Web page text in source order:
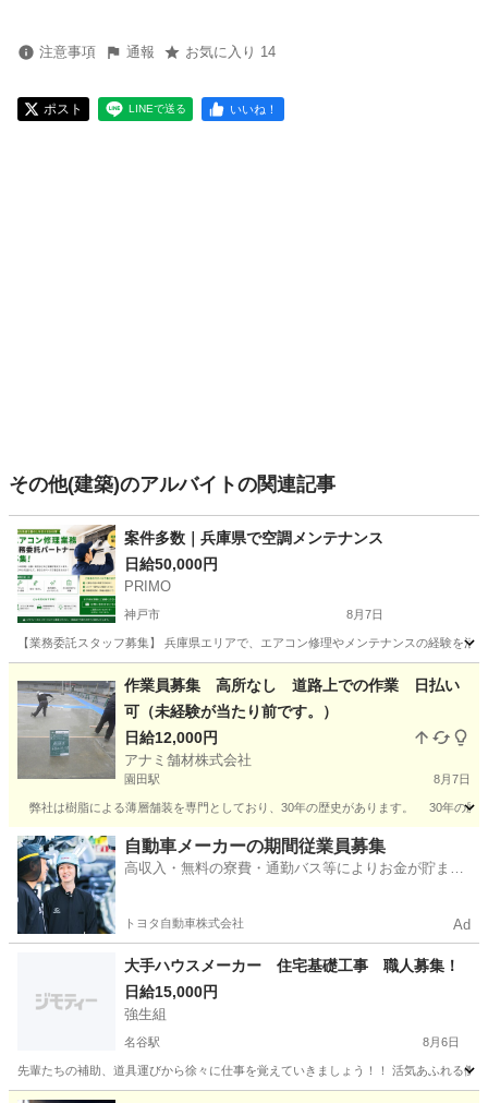
注意事項 通報 お気に入り 14
ポスト LINEで送る いいね！
その他(建築)のアルバイトの関連記事
案件多数｜兵庫県で空調メンテナンス
日給50,000円
PRIMO
神戸市 8月7日
【業務委託スタッフ募集】 兵庫県エリアで、エアコン修理やメンテナンスの経験を
建築 スタッフ
作業員募集 高所なし 道路上での作業 日払い
可（未経験が当たり前です。）
日給12,000円
アナミ舗材株式会社
園田駅 8月7日
弊社は樹脂による薄層舗装を専門としており、30年の歴史があります。 30年の歴
兵庫 尼崎市 園田駅 その他 兵庫 伊丹市 その他
代表取締役
自動車メーカーの期間従業員募集
高収入・無料の寮費・通勤バス等によりお金が貯まり
トヨタ自動車株式会社 Ad
大手ハウスメーカー 住宅基礎工事 職人募集！
日給15,000円
強生組
名谷駅 8月6日
先輩たちの補助、道具運びから徐々に仕事を覚えていきましょう！！ 活気あふれる